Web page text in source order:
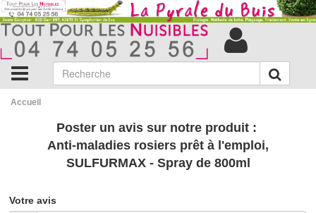
Accueil
Poster un avis sur notre produit :
Anti-maladies rosiers prêt à l'emploi,
SULFURMAX - Spray de 800ml
Votre avis